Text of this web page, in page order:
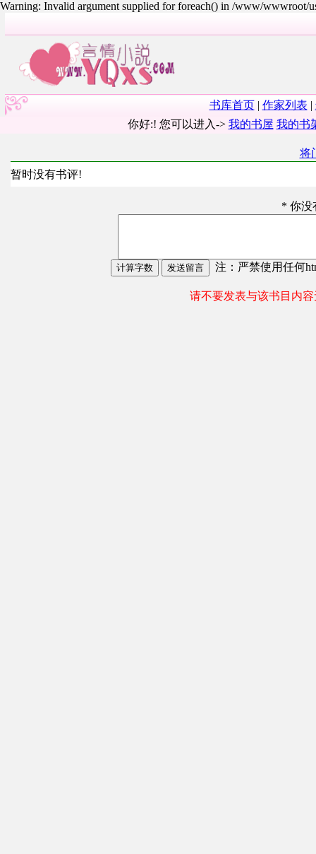
Warning: Invalid argument supplied for foreach() in /www/wwwroot/
书库首页| 作家列表 |
你好:! 您可以进入-> 我的书屋 我的书
将
暂时没有书评!
* 你没
注：严禁使用任何
请不要发表与该书目内